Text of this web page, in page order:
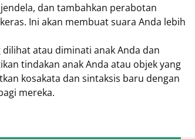
dan tambahkan perabotan
Ini akan membuat suara Anda lebih
atau diminati anak Anda dan
tindakan anak Anda atau objek yang
kosakata dan sintaksis baru dengan
mereka.